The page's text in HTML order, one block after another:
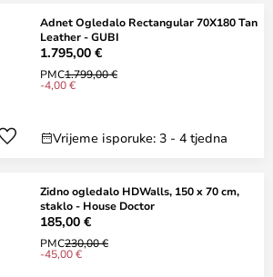
Adnet Ogledalo Rectangular 70X180 Tan
Leather - GUBI
1.795,00 €
PMC1.799,00 €
-4,00 €
Vrijeme isporuke: 3 - 4 tjedna
Zidno ogledalo HDWalls, 150 x 70 cm,
staklo - House Doctor
185,00 €
PMC230,00 €
-45,00 €